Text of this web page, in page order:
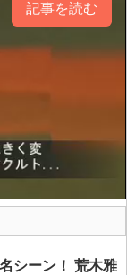
記事を読む
シーン！ 荒木雅